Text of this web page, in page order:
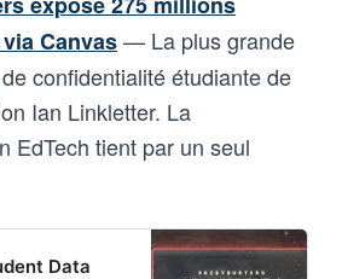
Canvas— La plus grande
confidentialité étudiante de
Ian Linkletter. La
EdTech tient par un seul
Data